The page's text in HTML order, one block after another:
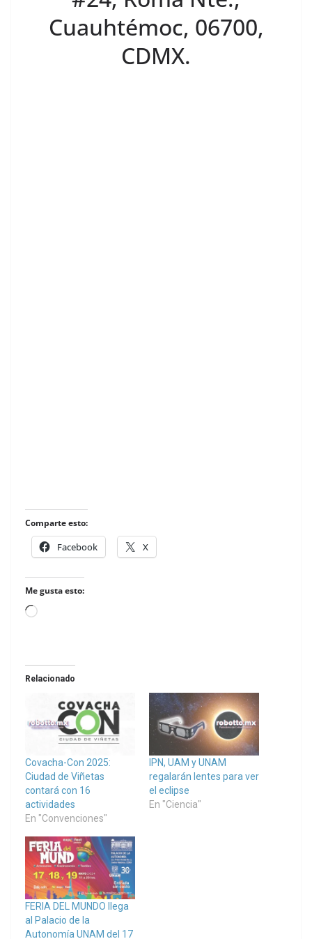
Cuauhtémoc, 06700,
CDMX.
Comparte esto:
Facebook X
Me gusta esto:
Loading…
Relacionado
Covacha-Con 2025:
Ciudad de Viñetas
contará con 16
actividades
En "Convenciones"
IPN, UAM y UNAM
regalarán lentes para ver
el eclipse
En "Ciencia"
FERIA DEL MUNDO llega
al Palacio de la
Autonomía UNAM del 17